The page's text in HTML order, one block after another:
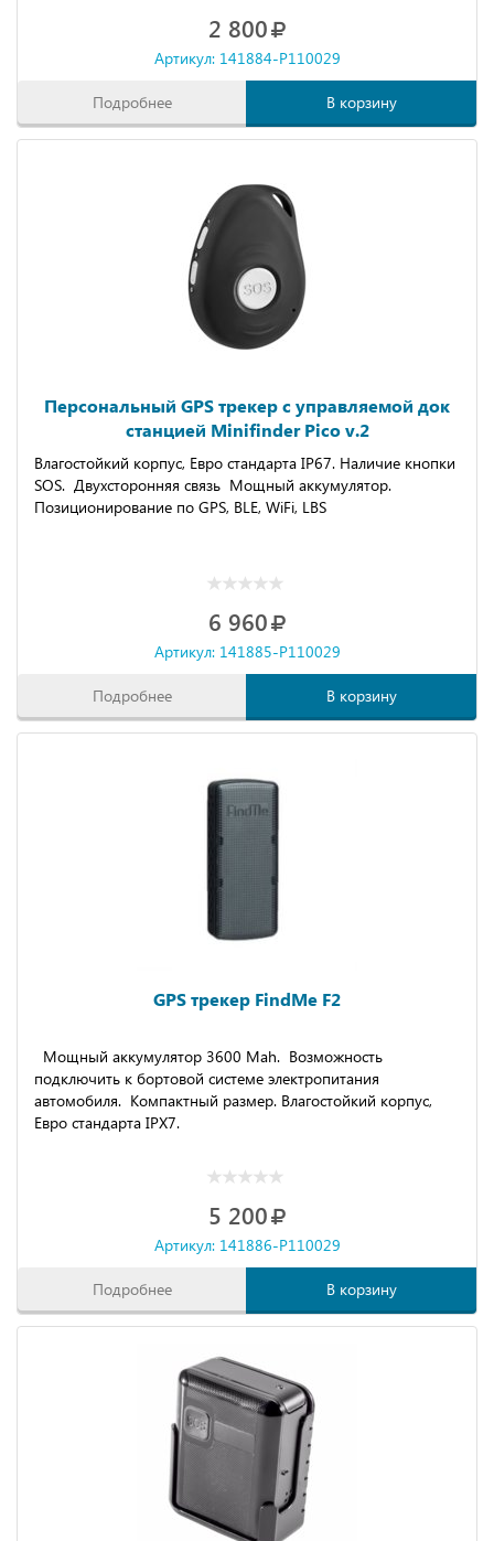
2 800
Артикул: 141884-P110029
Подробнее В корзину
Персональный GPS трекер с управляемой док
станцией Minifinder Pico v.2
Влагостойкий корпус, Евро стандарта IP67. Наличие кнопки
SOS. Двухсторонняя связь Мощный аккумулятор.
Позиционирование по GPS, BLE, WiFi, LBS
6 960
Артикул: 141885-P110029
Подробнее В корзину
GPS трекер FindMe F2
Мощный аккумулятор 3600 Mah. Возможность
подключить к бортовой системе электропитания
автомобиля. Компактный размер. Влагостойкий корпус,
Евро стандарта IPX7.
5 200
Артикул: 141886-P110029
Подробнее В корзину